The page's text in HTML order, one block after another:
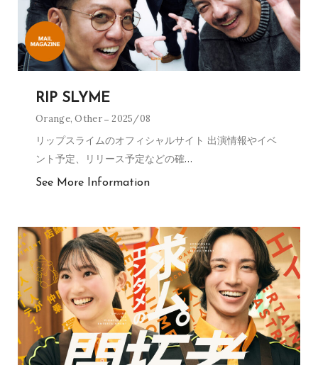
RIP SLYME
Orange,Other 2025/08
リップスライムのオフィシャルサイト 出演情報やイベ
ント予定、リリース予定などの確…
See More Information